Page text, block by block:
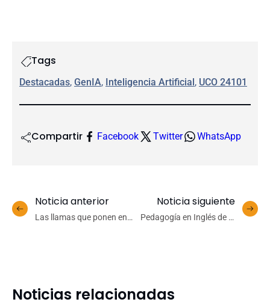
Tags
Destacadas, GenIA, Inteligencia Artificial, UCO 24101
Compartir Facebook Twitter WhatsApp
Noticia anterior
Las llamas que ponen en
Noticia siguiente
Pedagogía en Inglés de la
Noticias relacionadas